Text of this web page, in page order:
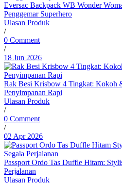
Eversac Backpack WB Wonder
Penggemar Superhero
Ulasan Produk
/
0 Comment
/
18 Jun 2026
Rak Besi Krisbow 4 Tingkat: Kokoh
Penyimpanan Rapi
Ulasan Produk
/
0 Comment
/
02 Apr 2026
Passport Ordo Tas Duffle Hitam:
Perjalanan
Ulasan Produk